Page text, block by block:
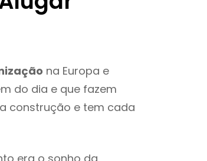
na Europa e
do dia e que fazem
construção e tem cada